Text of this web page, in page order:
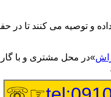
داده و توصیه می کنند
»در محل مشتری و با